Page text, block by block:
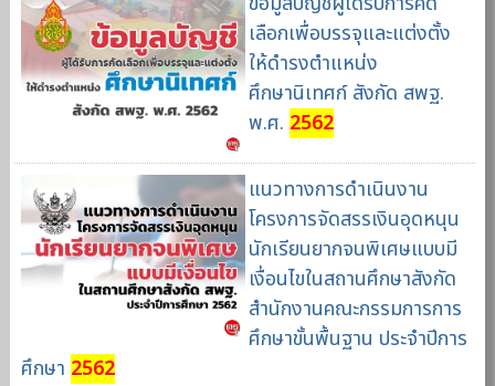
เลือกเพื่อบรรจุและแต่งตั้ง
ให้ดำรงตำแหน่ง
ศึกษานิเทศก์ สังกัด สพฐ.
พ.ศ. 2562
แนวทางการดำเนินงาน
โครงการจัดสรรเงินอุดหนุน
นักเรียนยากจนพิเศษแบบมี
เงื่อนไขในสถานศึกษาสังกัด
สำนักงานคณะกรรมการการ
ศึกษาขั้นพื้นฐาน ประจำปีการ
ศึกษา 2562